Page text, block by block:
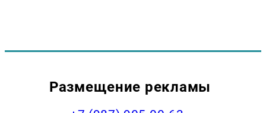
Размещение рекламы